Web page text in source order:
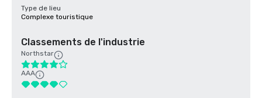
Type de lieu
Complexe touristique
Classements de l'industrie
Northstar
AAA